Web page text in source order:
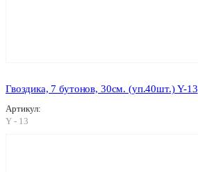
Гвоздика, 7 бутонов, 30см. (уп.40шт.) Y-13
Артикул:
Y - 13